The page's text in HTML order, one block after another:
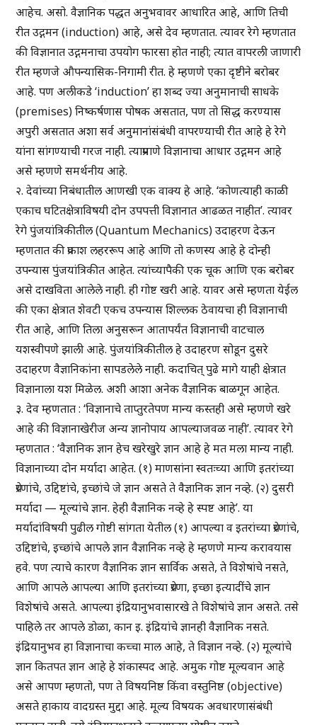
आहेच. असो. वैज्ञानिक पद्धत अनुभवावर आधारित आहे, आणि तिची
रीत उद्गमन (induction) आहे, असे देव म्हणतात. त्यावर रेगे म्हणतात
की विज्ञानात उद्गमनाचा उपयोग फारसा होत नाही; त्यात वापरली जाणारी
रीत म्हणजे औपन्यासिक-निगामी रीत. हे म्हणणे एका दृष्टीने बरोबर
आहे. पण अलीकडे ‘induction’ हा शब्द ज्या अनुमानाची साधके
(premises) निष्कर्षणास पोषक असतात, पण तो सिद्ध करण्यास
अपुरी असतात अशा सर्व अनुमानांसंबंधी वापरण्याची रीत आहे हे रेगे
यांना सांगण्याची गरज नाही. त्याप्रमाणे विज्ञानाचा आधार उद्गमन आहे
असे म्हणणे समर्थनीय आहे.
२. देवांच्या निबंधातील आणखी एक वाक्य हे आहे. ‘कोणत्याही काळी
एकाच घटितक्षेत्राविषयी दोन उपपत्ती विज्ञानात आढळत नाहीत’. त्यावर
रेगे पुंजयांत्रिकीतील (Quantum Mechanics) उदाहरण देऊन
म्हणतात की प्रकाश लहररूप आहे आणि तो कणस्य आहे हे दोन्ही
उपन्यास पुंजयांत्रिकीत आहेत. त्यांच्यापैकी एक चूक आणि एक बरोबर
असे दाखविता आलेले नाही. ही गोष्ट खरी आहे. यावर असे म्हणता येईल
की एका क्षेत्रात शेवटी एकच उपन्यास शिल्लक ठेवायचा ही विज्ञानाची
रीत आहे, आणि तिला अनुसरून आतापर्यंत विज्ञानाची वाटचाल
यशस्वीपणे झाली आहे. पुंजयांत्रिकीतील हे उदाहरण सोडून दुसरे
उदाहरण वैज्ञानिकांना सापडलेले नाही. कदाचित् पुढे मागे याही क्षेत्रात
विज्ञानाला यश मिळेल. अशी आशा अनेक वैज्ञानिक बाळगून आहेत.
३. देव म्हणतात : ‘विज्ञानाचे ताप्तुरतेपण मान्य कस्तही असे म्हणणे खरे
आहे की विज्ञानाखेरीज अन्य ज्ञानोपाय आपल्याजवळ नाही’. त्यावर रेगे
म्हणतात : ‘वैज्ञानिक ज्ञान हेच खरेखुरे ज्ञान आहे हे मत मला मान्य नाही.
विज्ञानाच्या दोन मर्यादा आहेत. (१) माणसांना स्वतःच्या आणि इतरांच्या
प्रेरणांचे, उद्दिष्टांचे, इच्छांचे जे ज्ञान असते ते वैज्ञानिक ज्ञान नव्हे. (२) दुसरी
मर्यादा — मूल्यांचे ज्ञान. हेही वैज्ञानिक नव्हे हे स्पष्ट आहे’. या
मर्यादांविषयी पुढील गोष्टी सांगता येतील (१) आपल्या व इतरांच्या प्रेरणांचे,
उद्दिष्टांचे, इच्छांचे आपले ज्ञान वैज्ञानिक नव्हे हे म्हणणे मान्य करावयास
हवे. पण त्याचे कारण वैज्ञानिक ज्ञान सार्विक असते, ते विशेषांचे नसते,
आणि आपले आपल्या आणि इतरांच्या प्रेरणा, इच्छा इत्यादींचे ज्ञान
विशेषांचे असते. आपल्या इंद्रियानुभवासारखे ते विशेषांचे ज्ञान असते. तसे
पाहिले तर आपले डोळा, कान इ. इंद्रियांचे ज्ञानही वैज्ञानिक नसते.
इंद्रियानुभव हा विज्ञानाचा कच्चा माल आहे, ते विज्ञान नव्हे. (२) मूल्यांचे
ज्ञान कितपत ज्ञान आहे हे शंकास्पद आहे. अमुक गोष्ट मूल्यवान आहे
असे आपण म्हणतो, पण ते विषयनिष्ठ किंवा वस्तुनिष्ठ (objective)
असते हाकाय वादग्रस्त मुद्दा आहे. मूल्य विषयक अवधारणासंबंधी